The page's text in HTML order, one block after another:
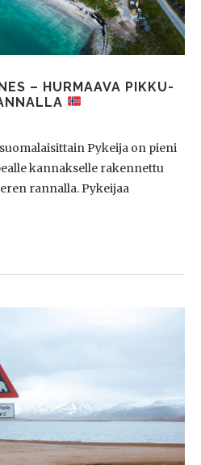
– HURMAAVA PIKKU-
Pykeija on pieni
kannakselle rakennettu
rannalla. Pykeijaa